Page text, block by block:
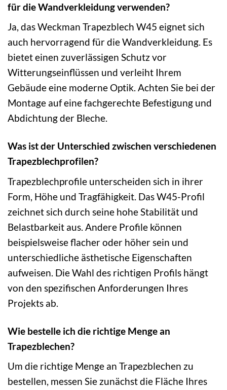
für die Wandverkleidung verwenden?
Ja, das Weckman Trapezblech W45 eignet sich
auch hervorragend für die Wandverkleidung. Es
bietet einen zuverlässigen Schutz vor
Witterungseinflüssen und verleiht Ihrem
Gebäude eine moderne Optik. Achten Sie bei der
Montage auf eine fachgerechte Befestigung und
Abdichtung der Bleche.
Was ist der Unterschied zwischen verschiedenen
Trapezblechprofilen?
Trapezblechprofile unterscheiden sich in ihrer
Form, Höhe und Tragfähigkeit. Das W45-Profil
zeichnet sich durch seine hohe Stabilität und
Belastbarkeit aus. Andere Profile können
beispielsweise flacher oder höher sein und
unterschiedliche ästhetische Eigenschaften
aufweisen. Die Wahl des richtigen Profils hängt
von den spezifischen Anforderungen Ihres
Projekts ab.
Wie bestelle ich die richtige Menge an
Trapezblechen?
Um die richtige Menge an Trapezblechen zu
bestellen, messen Sie zunächst die Fläche Ihres